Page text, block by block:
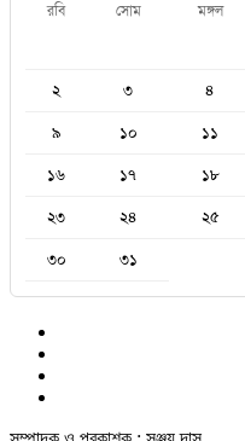
রবি সোম মঙ্গল
২
৩ ৪
৯
১০ ১১
১৬
১৭ ১৮
২৩
২৪ ২৫
৩০
৩১